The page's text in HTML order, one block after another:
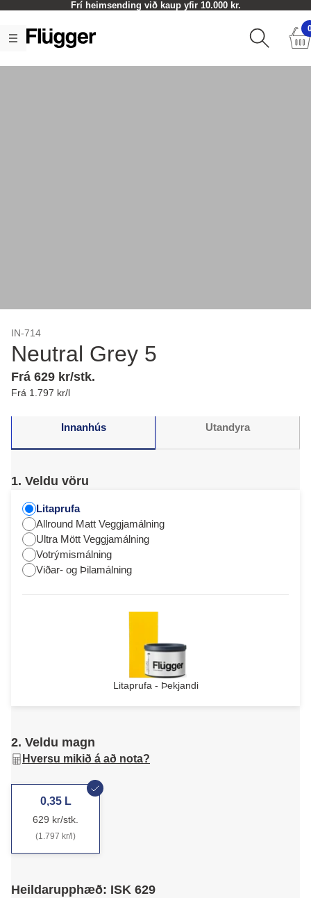
Frí heimsending við kaup yfir 10.000 kr.
IN-714
Neutral Grey 5
Frá 629 kr/stk.
Frá 1.797 kr/l
Innanhús Utandyra
1. Veldu vöru
Litaprufa
Allround Matt Veggjamálning
Ultra Mött Veggjamálning
Votrýmismálning
Viðar- og Þilamálning
Litaprufa - Þekjandi
2. Veldu magn
Hversu mikið á að nota?
0,35 L
629 kr/stk.
(1.797 kr/l)
Heildarupphæð: ISK 629